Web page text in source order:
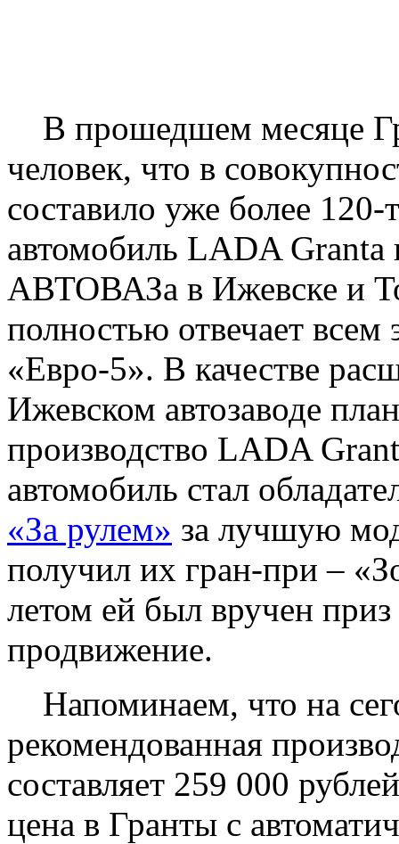
В прошедшем месяце
человек, что в
составило уже более
автомобиль LADA Granta
АВТОВАЗа в Ижевске и
полностью отвечает
«Евро-5». В качестве
Ижевском автозаводе
производство LADA
автомобиль стал
«За рулем» за лучшую
получил их гран-при –
летом ей был вручен
продвижение.
Напоминаем, что на
рекомендованная
составляет 259 000
цена в Гранты с